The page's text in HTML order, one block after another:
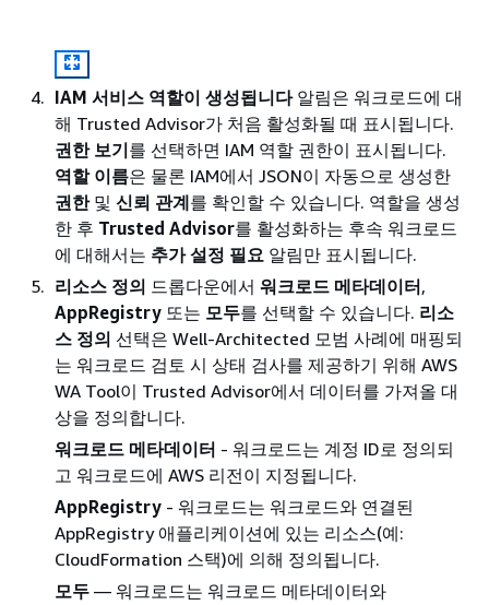
IAM 서비스 역할이 생성됩니다알림은 워크로드에 대
해 Trusted Advisor가 처음 활성화될 때 표시됩니다.
권한 보기를 선택하면 IAM 역할 권한이 표시됩니다.
역할 이름은 물론 IAM에서 JSON이 자동으로 생성한
권한및 신뢰 관계를 확인할 수 있습니다. 역할을 생성
한 후 Trusted Advisor를 활성화하는 후속 워크로드
에 대해서는 추가 설정 필요 알림만 표시됩니다.
리소스 정의 드롭다운에서 워크로드 메타데이터,
AppRegistry 또는 모두를 선택할 수 있습니다. 리소
스 정의 선택은 Well-Architected 모범 사례에 매핑되
는 워크로드 검토 시 상태 검사를 제공하기 위해 AWS
WA Tool이 Trusted Advisor에서 데이터를 가져올 대
상을 정의합니다.
워크로드 메타데이터 - 워크로드는 계정 ID로 정의되
고 워크로드에 AWS 리전이 지정됩니다.
AppRegistry - 워크로드는 워크로드와 연결된
AppRegistry 애플리케이션에 있는 리소스(예:
CloudFormation 스택)에 의해 정의됩니다.
모두 — 워크로드는 워크로드 메타데이터와